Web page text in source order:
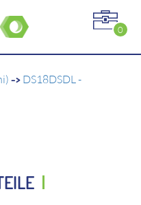
0
-> DS18DSDL -